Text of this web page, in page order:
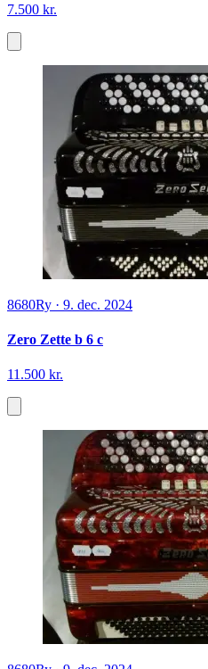
7.500 kr.
8680Ry · 9. dec. 2024
Zero Zette b 6 c
11.500 kr.